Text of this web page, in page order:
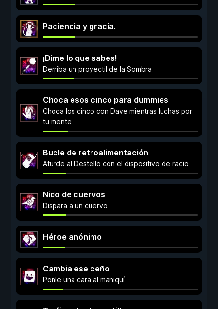
Paciencia y gracia.
¡Dime lo que sabes!
Derriba un proyectil de la Sombra
Choca esos cinco para dummies
Choca los cinco con Dave mientras luchas por
tu mente
Bucle de retroalimentación
Aturde al Destello con el dispositivo de radio
Nido de cuervos
Dispara a un cuervo
Héroe anónimo
Cambia ese ceño
Ponle una cara al maniquí